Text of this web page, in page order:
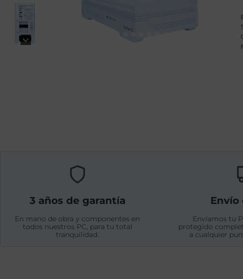
3 años de garantía
En mano de obra y componentes en
todos nuestros PC, para tu total
tranquilidad.
Envíamos tu
protegido
a cualquier